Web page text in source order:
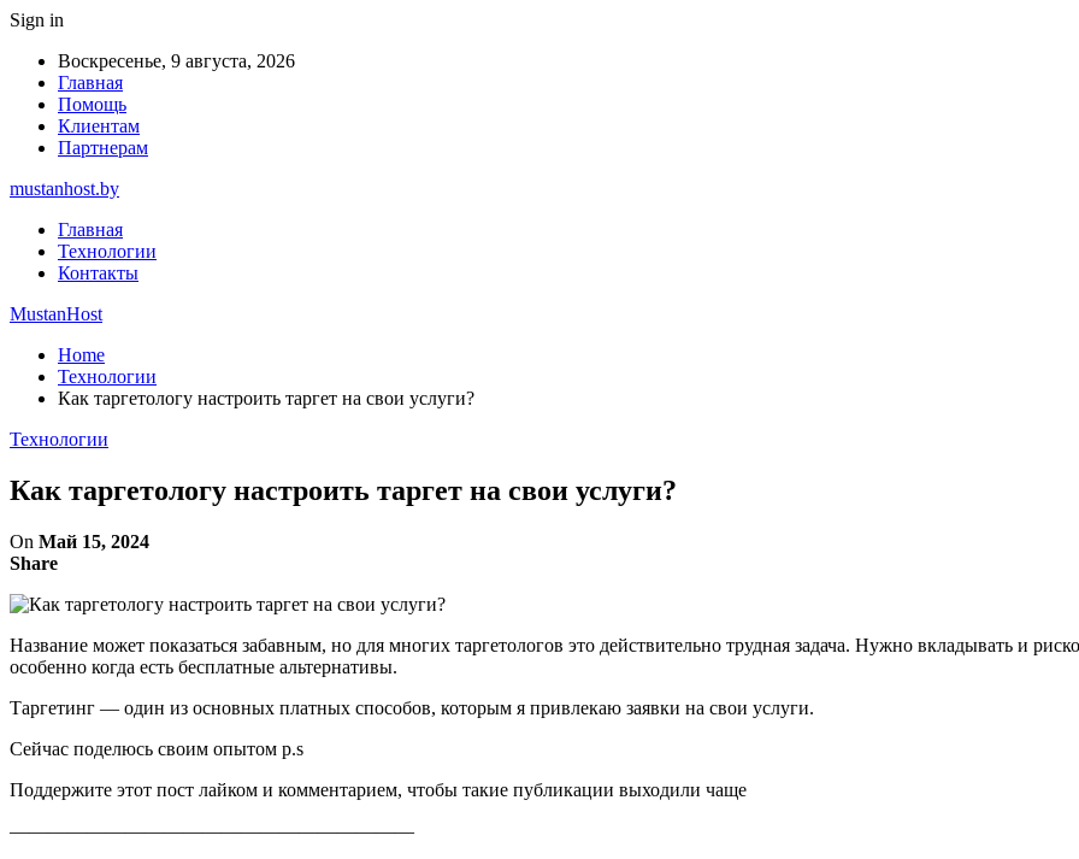
Sign in
Воскресенье, 9 августа, 2026
Главная
Помощь
Клиентам
Партнерам
mustanhost.by
Главная
Технологии
Контакты
MustanHost
Home
Технологии
Как таргетологу настроить таргет на свои услуги?
Технологии
Как таргетологу настроить таргет на свои услуги?
On Май 15, 2024
Share
Название может показаться забавным, но для многих таргетологов это действительно трудная задача. Нужно вкладывать и
особенно когда есть бесплатные альтернативы.
Таргетинг — один из основных платных способов, которым я привлекаю заявки на свои услуги.
Сейчас поделюсь своим опытом p.s
Поддержите этот пост лайком и комментарием, чтобы такие публикации выходили чаще
—————————————————————